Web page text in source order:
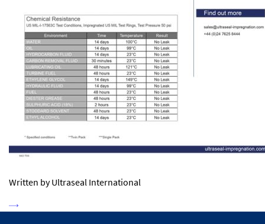
Written by Ultraseal International